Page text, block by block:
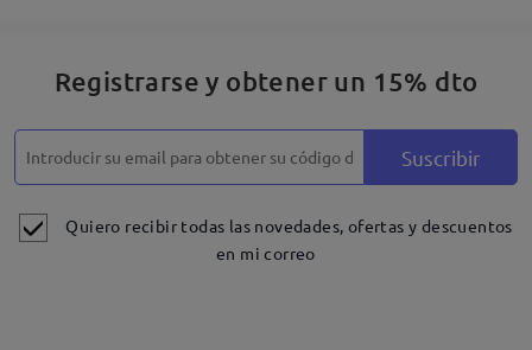
Registrarse y obtener un 15% dto
Suscribir
Quiero recibir todas las novedades, ofertas y descuentos
en mi correo